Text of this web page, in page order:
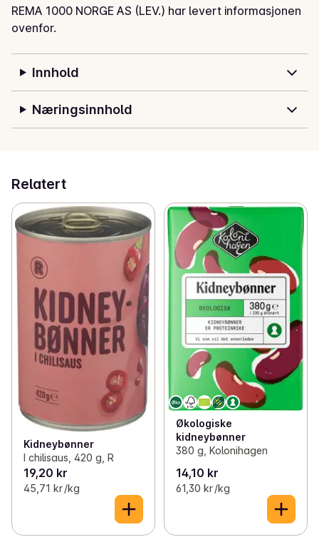
REMA 1000 NORGE AS (LEV.) har levert informasjonen
ovenfor.
Innhold
Næringsinnhold
Relatert
Kidneybønner
I chilisaus, 420 g, R
19,20 kr
45,71 kr /kg
Økologiske
kidneybønner
380 g, Kolonihagen
14,10 kr
61,30 kr /kg